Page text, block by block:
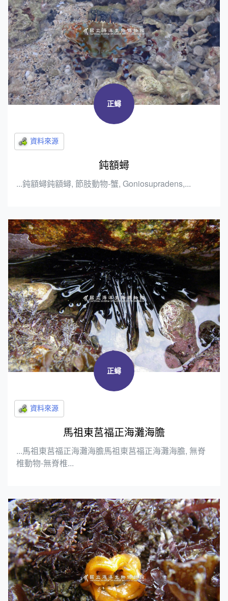
正蟳
鈍額蟳
...鈍額蟳鈍額蟳, 節肢動物-蟹, Goniosupradens,...
正蟳
馬祖東莒福正海灘海膽
...馬祖東莒福正海灘海膽馬祖東莒福正海灘海膽, 無脊
椎動物-無脊椎...